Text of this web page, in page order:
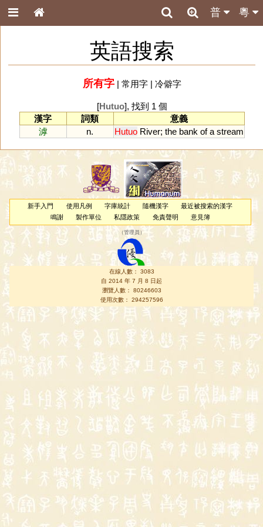
粵
普
英語搜索
所有字| 常用字| 冷僻字
[Hutuo], 找到 1 個
漢字
詞類
意義
滹
n. Hutuo River; the bank of a stream
新手入門 使用凡例 字庫統計 隨機漢字
最近被搜索的漢字
鳴謝
製作單位 私隱政策 免責聲明 意見簿
（管理員 ）
在線人數： 3083
自 2014 年 7 月 8 日起
瀏覽人數： 80246603
使用次數： 294257596